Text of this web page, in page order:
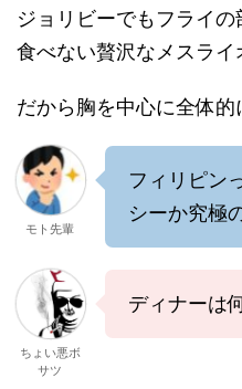
ジョリビーでもフライ
食べない贅沢なメスライ
だから胸を中心に全体的
モト先輩
フィリピン
シーか究極
ちょい悪ボ
サツ
ディナーは